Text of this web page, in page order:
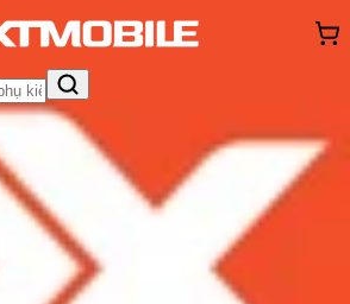
Trên TaySo Sánh Tư vấnKhuyến
App - Game Thông báo